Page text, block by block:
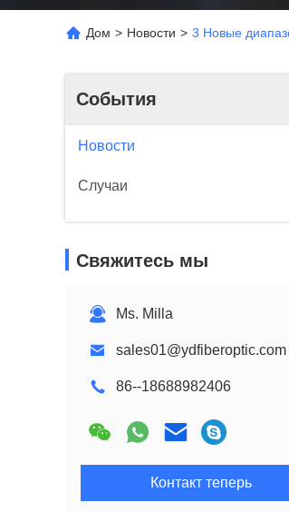
Дом > Новости > 3 Новые
События
Новости
Случаи
Свяжитесь мы
Ms. Milla
sales01@ydfiberoptic.com
86--18688982406
Контакт теперь